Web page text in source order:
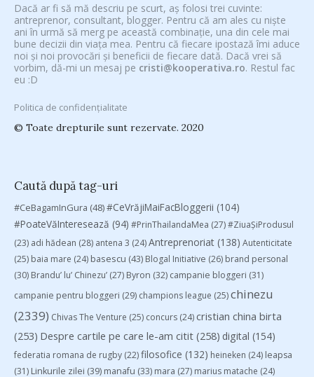
Dacă ar fi să mă descriu pe scurt, aș folosi trei cuvinte:
antreprenor, consultant, blogger. Pentru că am ales cu niște
ani în urmă să merg pe această combinație, una din cele mai
bune decizii din viața mea. Pentru că fiecare ipostază îmi aduce
noi și noi provocări și beneficii de fiecare dată. Dacă vrei să
vorbim, dă-mi un mesaj pe cristi@kooperativa.ro. Restul fac
eu :D
Politica de confidențialitate
© Toate drepturile sunt rezervate. 2020
Caută după tag-uri
#CeBagamInGura (48)#CeVrăjiMaiFacBloggerii (104)
#PoateVăInteresează (94) #PrinThailandaMea (27)#ZiuaȘiProdusul
(23) adi hădean (28) antena 3 (24)Antreprenoriat (138) Autenticitate
(25) baia mare (24) basescu (43) Blogal Initiative (26) brand personal
(30) Brandu’ lu’ Chinezu’ (27) Byron (32) campanie bloggeri (31)
campanie pentru bloggeri (29) champions league (25)chinezu
(2339) Chivas The Venture (25) concurs (24)cristian china birta
(253) Despre cartile pe care le-am citit (258) digital (154)
federatia romana de rugby (22)filosofice (132) heineken (24) leapsa
(31) Linkurile zilei (39) manafu (33) mara (27) marius matache (24)